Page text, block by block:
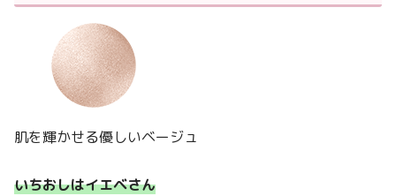
肌を輝かせる優しいベージュ
いちおしはイエベさん